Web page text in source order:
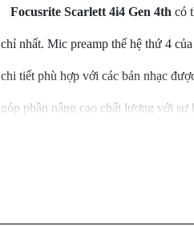
Focusrite Scarlett 4i4 Gen 4th có
chỉ nhất. Mic preamp thế hệ thứ 4
chi tiết phù hợp với các bản nhạc
góp phần nâng cao chất lượng với
điện, mang lại cảm giác giống như
một cách đầy đủ và tinh tế nhất. 4i4